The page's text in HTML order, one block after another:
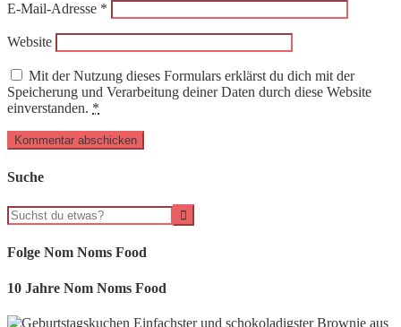
E-Mail-Adresse *
Website
Mit der Nutzung dieses Formulars erklärst du dich mit der
Speicherung und Verarbeitung deiner Daten durch diese Website
einverstanden. *
Suche
Folge Nom Noms Food
10 Jahre Nom Noms Food